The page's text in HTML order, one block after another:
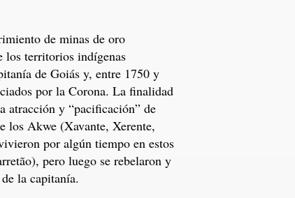
de minas de oro
los territorios indígenas
de Goiás y, entre 1750 y
por la Corona. La finalidad
atracción y “pacificación” de
los Akwe (Xavante, Xerente,
por algún tiempo en estos
pero luego se rebelaron y
la capitanía.